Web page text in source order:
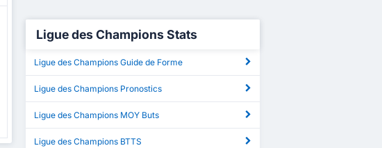
Ligue des Champions Stats
Ligue des Champions Guide de Forme
Ligue des Champions Pronostics
Ligue des Champions MOY Buts
Ligue des Champions BTTS